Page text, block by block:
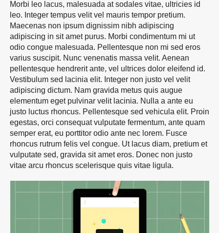
Morbi leo lacus, malesuada at sodales vitae, ultricies id
leo. Integer tempus velit vel mauris tempor pretium.
Maecenas non ipsum dignissim nibh adipiscing
adipiscing in sit amet purus. Morbi condimentum mi ut
odio congue malesuada. Pellentesque non mi sed eros
varius suscipit. Nunc venenatis massa velit. Aenean
pellentesque hendrerit ante, vel ultrices dolor eleifend id.
Vestibulum sed lacinia elit. Integer non justo vel velit
adipiscing dictum. Nam gravida metus quis augue
elementum eget pulvinar velit lacinia. Nulla a ante eu
justo luctus rhoncus. Pellentesque sed vehicula elit. Proin
egestas, orci consequat vulputate fermentum, ante quam
semper erat, eu porttitor odio ante nec lorem. Fusce
rhoncus rutrum felis vel congue. Ut lacus diam, pretium et
vulputate sed, gravida sit amet eros. Donec non justo
vitae arcu rhoncus scelerisque quis vitae ligula.